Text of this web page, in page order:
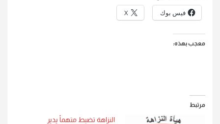
فيس بوك X
معجب بهذه:
مرتبط
النزاهة تضبط متهماً يدير